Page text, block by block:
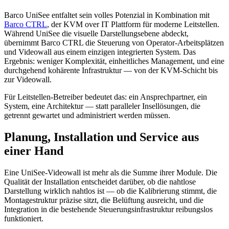
Barco UniSee entfaltet sein volles Potenzial in Kombination mit
Barco CTRL, der KVM over IT Plattform für moderne Leitstellen.
Während UniSee die visuelle Darstellungsebene abdeckt,
übernimmt Barco CTRL die Steuerung von Operator-Arbeitsplätzen
und Videowall aus einem einzigen integrierten System. Das
Ergebnis: weniger Komplexität, einheitliches Management, und eine
durchgehend kohärente Infrastruktur — von der KVM-Schicht bis
zur Videowall.
Für Leitstellen-Betreiber bedeutet das: ein Ansprechpartner, ein
System, eine Architektur — statt paralleler Insellösungen, die
getrennt gewartet und administriert werden müssen.
Planung, Installation und Service aus
einer Hand
Eine UniSee-Videowall ist mehr als die Summe ihrer Module. Die
Qualität der Installation entscheidet darüber, ob die nahtlose
Darstellung wirklich nahtlos ist — ob die Kalibrierung stimmt, die
Montagestruktur präzise sitzt, die Belüftung ausreicht, und die
Integration in die bestehende Steuerungsinfrastruktur reibungslos
funktioniert.